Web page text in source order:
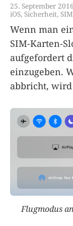
25. September 2016
iOS, Sicherheit, SIM
Wenn man
SIM-Karten-
aufgefordert
einzugeben.
abbricht,
Flugmodus